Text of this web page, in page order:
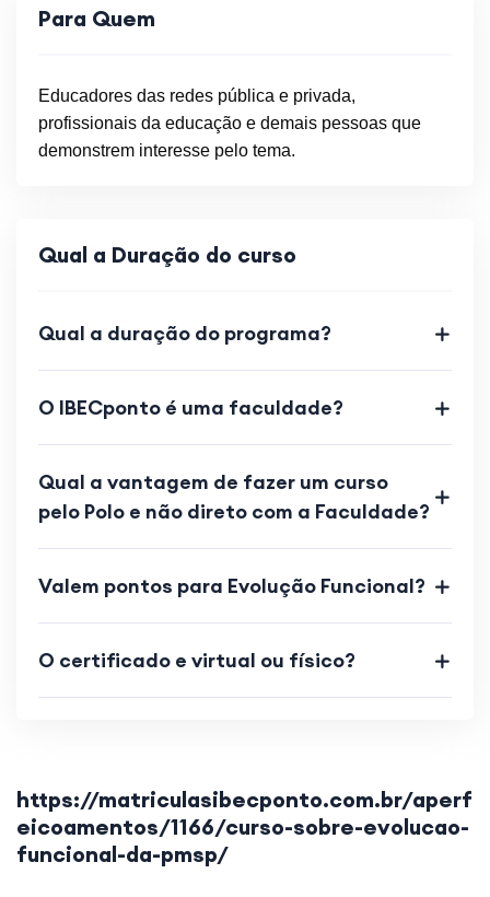
Para Quem
Educadores das redes pública e privada,
profissionais da educação e demais pessoas que
demonstrem interesse pelo tema.
Qual a Duração do curso
Qual a duração do programa?
O IBECponto é uma faculdade?
Qual a vantagem de fazer um curso
pelo Polo e não direto com a Faculdade?
Valem pontos para Evolução Funcional?
O certificado e virtual ou físico?
https://matriculasibecponto.com.br/aperf
eicoamentos/1166/curso-sobre-evolucao-
funcional-da-pmsp/